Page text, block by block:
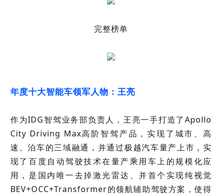
完整榜单
年度十大智能车领军人物：王亮
作为IDG智驾业务部负责人，王亮一手打造了Apollo
City Driving Max高阶智驾产品，实现了城市、高
速、泊车的三域融通，并通过极越汽车量产上市，实
现了百度自动驾驶技术在量产乘用车上的规模化应
用，是国内唯一去掉激光雷达、并首个实现纯视觉
BEV+OCC+Transformer的领航辅助驾驶方案，使得